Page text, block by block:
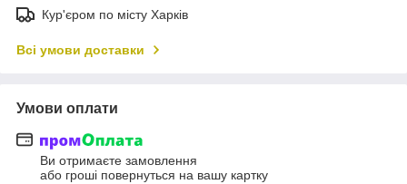
Кур'єром по місту Харків
Всі умови доставки
Умови оплати
Ви отримаєте замовлення
або гроші повернуться на вашу картку